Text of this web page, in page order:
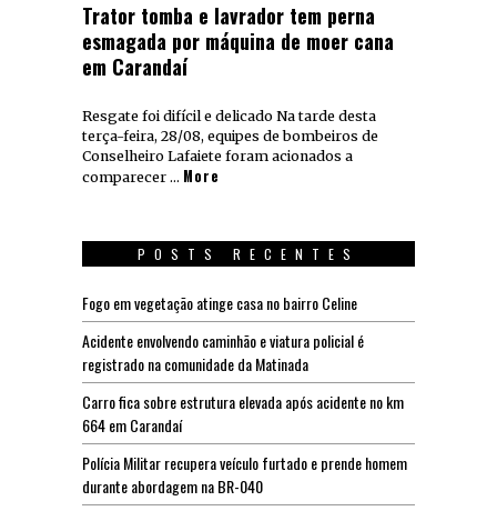
Trator tomba e lavrador tem perna
esmagada por máquina de moer cana
em Carandaí
Resgate foi difícil e delicado Na tarde desta
terça-feira, 28/08, equipes de bombeiros de
Conselheiro Lafaiete foram acionados a
comparecer … More
POSTS RECENTES
Fogo em vegetação atinge casa no bairro Celine
Acidente envolvendo caminhão e viatura policial é
registrado na comunidade da Matinada
Carro fica sobre estrutura elevada após acidente no km
664 em Carandaí
Polícia Militar recupera veículo furtado e prende homem
durante abordagem na BR-040